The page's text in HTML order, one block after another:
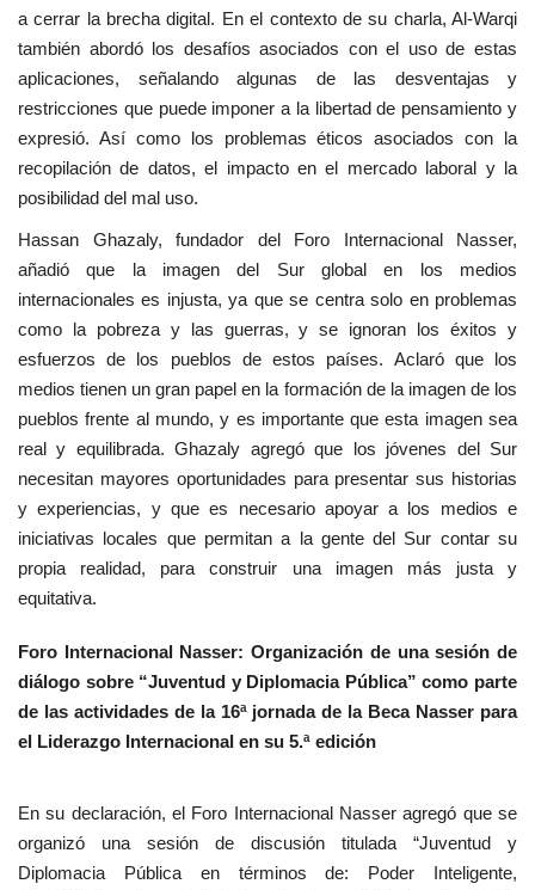
a cerrar la brecha digital. En el contexto de su charla, Al-Warqi
también abordó los desafíos asociados con el uso de estas
aplicaciones, señalando algunas de las desventajas y
restricciones que puede imponer a la libertad de pensamiento y
expresió. Así como los problemas éticos asociados con la
recopilación de datos, el impacto en el mercado laboral y la
posibilidad del mal uso.
Hassan Ghazaly, fundador del Foro Internacional Nasser,
añadió que la imagen del Sur global en los medios
internacionales es injusta, ya que se centra solo en problemas
como la pobreza y las guerras, y se ignoran los éxitos y
esfuerzos de los pueblos de estos países. Aclaró que los
medios tienen un gran papel en la formación de la imagen de los
pueblos frente al mundo, y es importante que esta imagen sea
real y equilibrada. Ghazaly agregó que los jóvenes del Sur
necesitan mayores oportunidades para presentar sus historias
y experiencias, y que es necesario apoyar a los medios e
iniciativas locales que permitan a la gente del Sur contar su
propia realidad, para construir una imagen más justa y
equitativa.
Foro Internacional Nasser: Organización de una sesión de
diálogo sobre “Juventud y Diplomacia Pública” como parte
de las actividades de la 16ª jornada de la Beca Nasser para
el Liderazgo Internacional en su 5.ª edición
En su declaración, el Foro Internacional Nasser agregó que se
organizó una sesión de discusión titulada “Juventud y
Diplomacia Pública en términos de: Poder Inteligente,